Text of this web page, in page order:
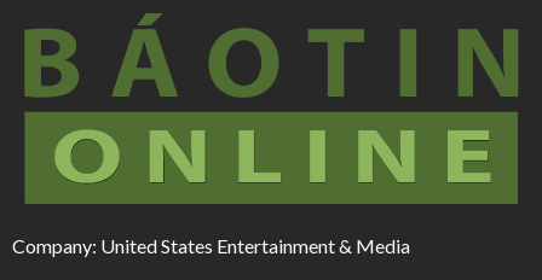
Company: United States Entertainment & Media